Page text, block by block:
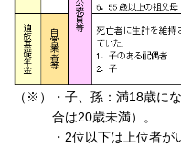
（※）
・子、孫：満18歳に
合は20歳未満）。
・2位以下は上位者が